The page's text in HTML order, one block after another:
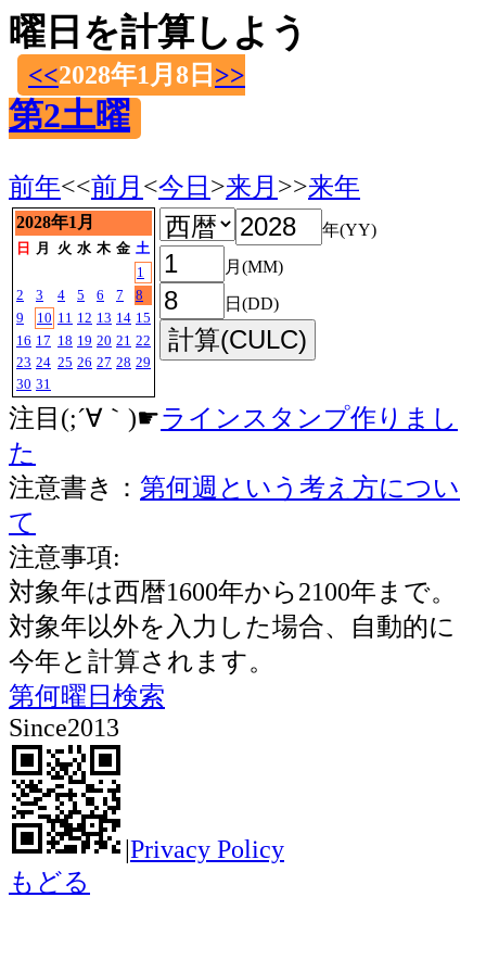
曜日を計算しよう
<<2028年1月8日 >>
第2土曜
前年<<前月 <今日 >来月 >>来年
2028年1月
日 月 火 水 木 金 土
1
2
3 4 5 6 7
8
9
10 11 12 13 14 15
16 17 18 19 20 21 22
23 24 25 26 27 28 29
30 31
年(YY)
月(MM)
日(DD)
注目(;´∀｀)☛ラインスタンプ作りまし
た
注意書き： 第何週という考え方につい
て
注意事項:
対象年は西暦1600年から2100年まで。
対象年以外を入力した場合、自動的に
今年と計算されます。
第何曜日検索
Since2013
|Privacy Policy
もどる